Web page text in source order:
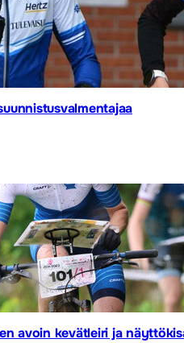
avoin kevätleiri ja